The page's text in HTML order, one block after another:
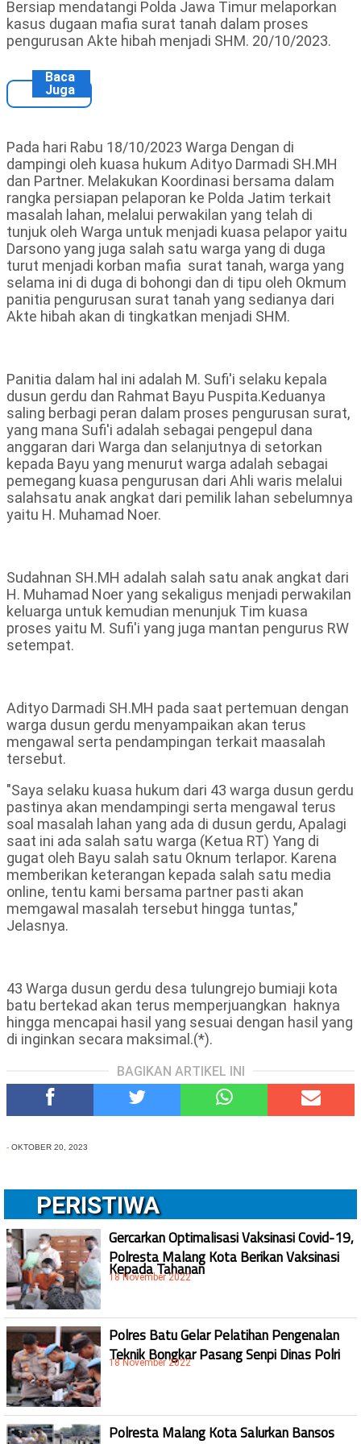
Bersiap mendatangi Polda Jawa Timur melaporkan
kasus dugaan mafia surat tanah dalam proses
pengurusan Akte hibah menjadi SHM. 20/10/2023.
Baca
Juga
Pada hari Rabu 18/10/2023 Warga Dengan di
dampingi oleh kuasa hukum Adityo Darmadi SH.MH
dan Partner. Melakukan Koordinasi bersama dalam
rangka persiapan pelaporan ke Polda Jatim terkait
masalah lahan, melalui perwakilan yang telah di
tunjuk oleh Warga untuk menjadi kuasa pelapor yaitu
Darsono yang juga salah satu warga yang di duga
turut menjadi korban mafia surat tanah, warga yang
selama ini di duga di bohongi dan di tipu oleh Okmum
panitia pengurusan surat tanah yang sedianya dari
Akte hibah akan di tingkatkan menjadi SHM.
Panitia dalam hal ini adalah M. Sufi'i selaku kepala
dusun gerdu dan Rahmat Bayu Puspita.Keduanya
saling berbagi peran dalam proses pengurusan surat,
yang mana Sufi'i adalah sebagai pengepul dana
anggaran dari Warga dan selanjutnya di setorkan
kepada Bayu yang menurut warga adalah sebagai
pemegang kuasa pengurusan dari Ahli waris melalui
salahsatu anak angkat dari pemilik lahan sebelumnya
yaitu H. Muhamad Noer.
Sudahnan SH.MH adalah salah satu anak angkat dari
H. Muhamad Noer yang sekaligus menjadi perwakilan
keluarga untuk kemudian menunjuk Tim kuasa
proses yaitu M. Sufi'i yang juga mantan pengurus RW
setempat.
Adityo Darmadi SH.MH pada saat pertemuan dengan
warga dusun gerdu menyampaikan akan terus
mengawal serta pendampingan terkait maasalah
tersebut.
"Saya selaku kuasa hukum dari 43 warga dusun gerdu
pastinya akan mendampingi serta mengawal terus
soal masalah lahan yang ada di dusun gerdu, Apalagi
saat ini ada salah satu warga (Ketua RT) Yang di
gugat oleh Bayu salah satu Oknum terlapor. Karena
memberikan keterangan kepada salah satu media
online, tentu kami bersama partner pasti akan
memgawal masalah tersebut hingga tuntas,"
Jelasnya.
43 Warga dusun gerdu desa tulungrejo bumiaji kota
batu bertekad akan terus memperjuangkan haknya
hingga mencapai hasil yang sesuai dengan hasil yang
di inginkan secara maksimal.(*).
BAGIKAN ARTIKEL INI
- OKTOBER 20, 2023
PERISTIWA
Gercarkan Optimalisasi Vaksinasi Covid-19,
Polresta Malang Kota Berikan Vaksinasi
Kepada Tahanan
18 November 2022
Polres Batu Gelar Pelatihan Pengenalan
Teknik Bongkar Pasang Senpi Dinas Polri
18 November 2022
Polresta Malang Kota Salurkan Bansos